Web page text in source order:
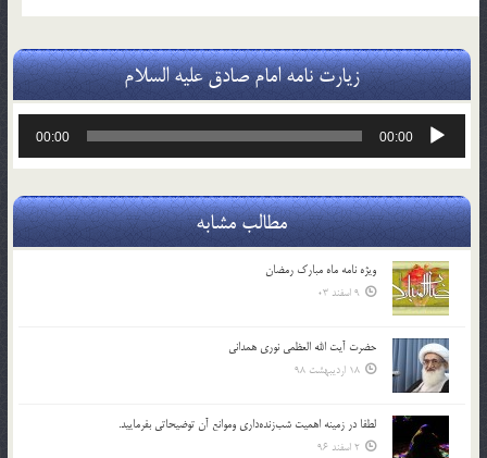
زیارت نامه امام صادق علیه السلام
پخش‌کننده
00:00
00:00
مطالب مشابه
ویژه نامه ماه مبارک رمضان
9 اسفند 03
حضرت آیت الله العظمی نوری همدانی
18 اردیبهشت 98
لطفا در زمينه اهميت شب‌زنده‌داري وموانع آن توضيحاتي بفرماييد.
2 اسفند 96